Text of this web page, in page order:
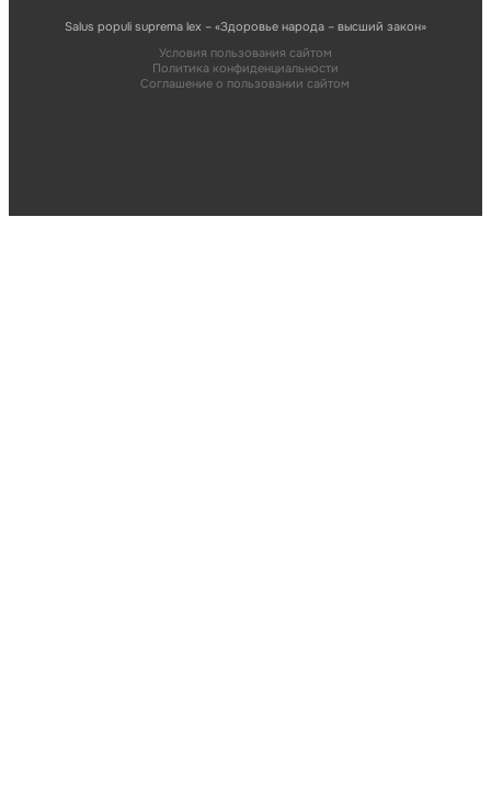
Salus populi suprema lex – «Здоровье народа – высший закон»
Условия пользования сайтом
Политика конфиденциальности
Соглашение о пользовании сайтом